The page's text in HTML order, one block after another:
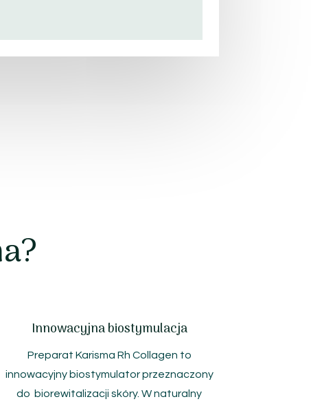
Innowacyjna biostymulacja
Preparat Karisma Rh Collagen to
innowacyjny biostymulator przeznaczony
do biorewitalizacji skóry. W naturalny